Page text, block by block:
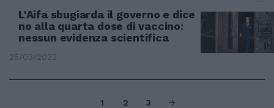
L'Aifa sbugiarda il governo e dice
no alla quarta dose di vaccino:
nessun evidenza scientifica
25/03/2022
1 2 3